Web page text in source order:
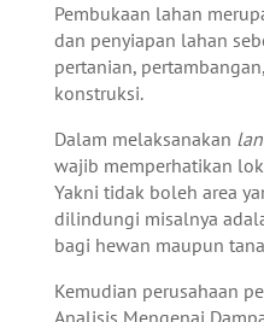
Pembukaan lahan
dan penyiapan lahan
pertanian,
konstruksi.
Dalam melaksanakan
wajib memperhatikan
Yakni tidak boleh area
dilindungi misalnya
bagi hewan maupun
Kemudian perusahaan